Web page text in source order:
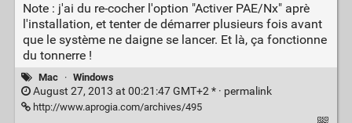
Note : j'ai du re-cocher l'option "Activer PAE/Nx" aprè
l'installation, et tenter de démarrer plusieurs fois avant
que le système ne daigne se lancer. Et là, ça fonctionne
du tonnerre !
Mac · Windows
August 27, 2013 at 00:21:47 GMT+2 * · permalink
http://www.aprogia.com/archives/495